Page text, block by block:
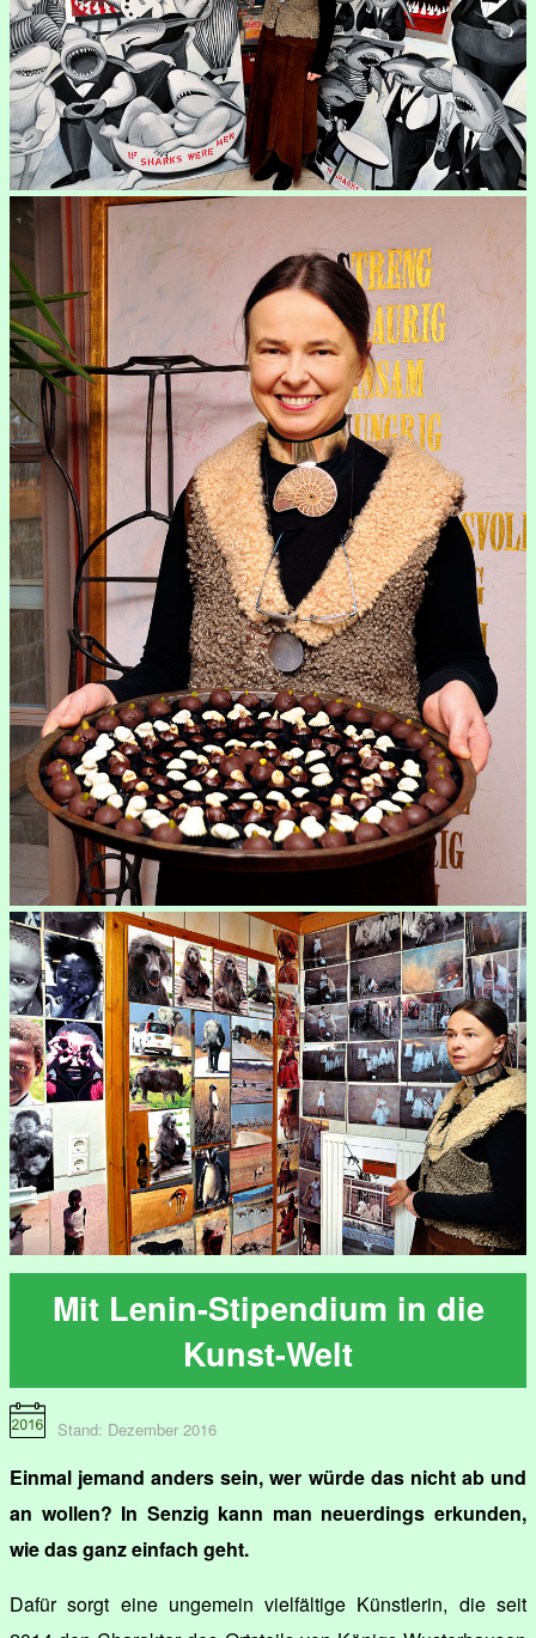
Mit Lenin-Stipendium in die
Kunst-Welt
Stand: Dezember 2016
Einmal jemand anders sein, wer würde das nicht ab und
an wollen? In Senzig kann man neuerdings erkunden,
wie das ganz einfach geht.
Dafür sorgt eine ungemein vielfältige Künstlerin, die seit